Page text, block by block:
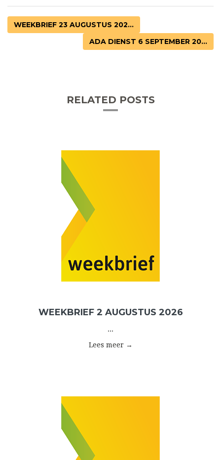
WEEKBRIEF 23 AUGUSTUS 202...
ADA DIENST 6 SEPTEMBER 20...
RELATED POSTS
WEEKBRIEF 2 AUGUSTUS 2026
...
Lees meer →